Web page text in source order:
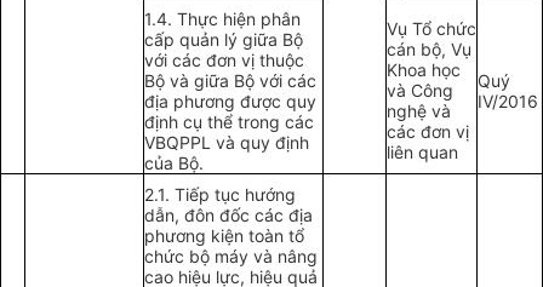
1.4. Thực hiện phân
cấp quản lý giữa Bộ
với các đơn vị thuộc
Bộ và giữa Bộ với các
địa phương được quy
định cụ thể trong các
VBQPPL và quy định
của Bộ.
Vụ Tổ chức
cán bộ, Vụ
Khoa học
và Công
nghệ và
các đơn vị
liên quan
Quý
IV/2016
2.1. Tiếp tục hướng
dẫn, đôn đốc các địa
phương kiện toàn tổ
chức bộ máy và nâng
cao hiệu lực, hiệu quả